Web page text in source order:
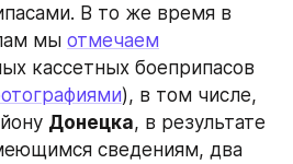
В то же время в
мы отмечаем
кассетных боеприпасов
), в том числе,
Донецка, в результате
сведениям, два